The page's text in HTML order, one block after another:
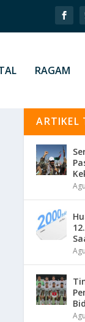
RAGAM
ARTIKEL